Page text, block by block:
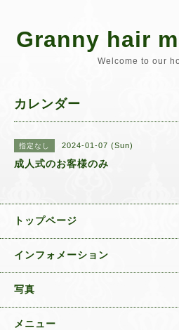
Granny hair
Welcome to our
カレンダー
指定なし 2024-01-07 (Sun)
成人式のお客様のみ
トップページ
インフォメーション
写真
メニュー